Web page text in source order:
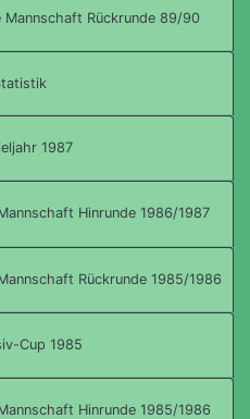
Mannschaft Rückrunde 89/90
1987
Hinrunde 1986/1987
Rückrunde 1985/1986
Cup 1985
Hinrunde 1985/1986